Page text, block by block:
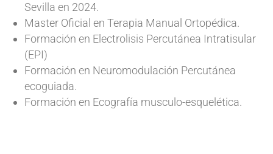
Sevilla en 2024.
Master Oficial en Terapia Manual Ortopédica.
Formación en Electrolisis Percutánea Intratisular
(EPI)
Formación en Neuromodulación Percutánea
ecoguiada.
Formación en Ecografía musculo-esquelética.